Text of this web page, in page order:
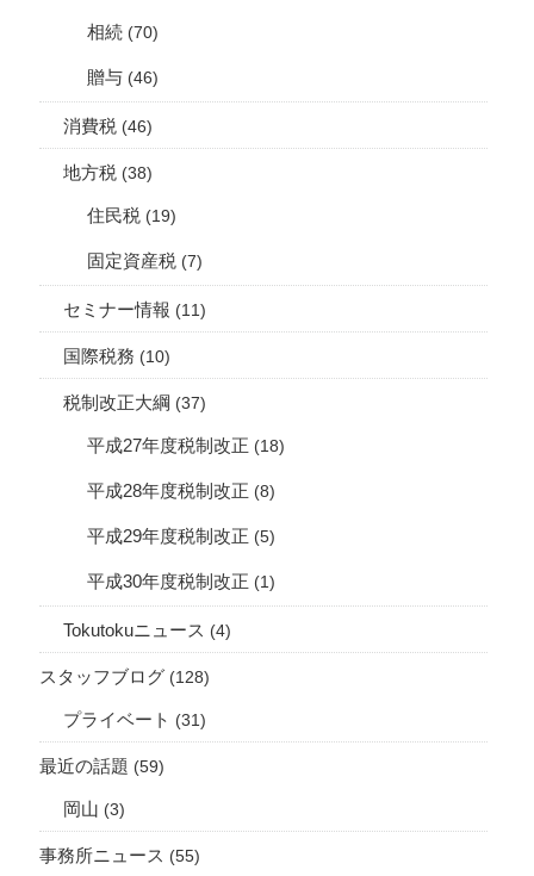
相続 (70)
贈与 (46)
消費税 (46)
地方税 (38)
住民税 (19)
固定資産税 (7)
セミナー情報 (11)
国際税務 (10)
税制改正大綱 (37)
平成27年度税制改正 (18)
平成28年度税制改正 (8)
平成29年度税制改正 (5)
平成30年度税制改正 (1)
Tokutokuニュース (4)
スタッフブログ (128)
プライベート (31)
最近の話題 (59)
岡山 (3)
事務所ニュース (55)